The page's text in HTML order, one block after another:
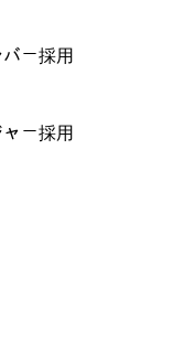
ー採用
ー採用